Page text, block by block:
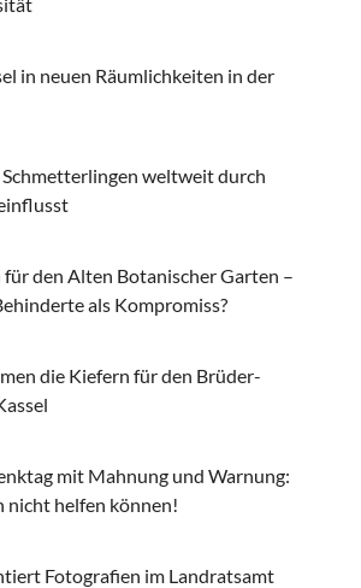
in neuen Räumlichkeiten in der
weltweit durch
für den Alten Botanischer Garten –
als Kompromiss?
die Kiefern für den Brüder-
mit Mahnung und Warnung:
nicht helfen können!
Fotografien im Landratsamt